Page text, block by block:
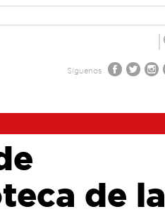
Síguenos
de la